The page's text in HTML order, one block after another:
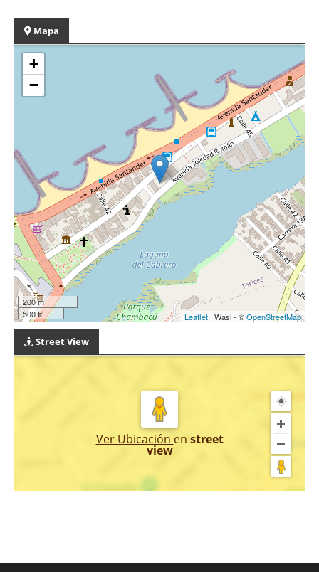
Mapa
+
−
200 m
500 ft
Leaflet | Wasi - ©OpenStreetMap
Street View
Ver Ubicación en street
view